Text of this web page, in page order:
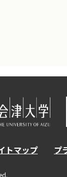
トマップ プ